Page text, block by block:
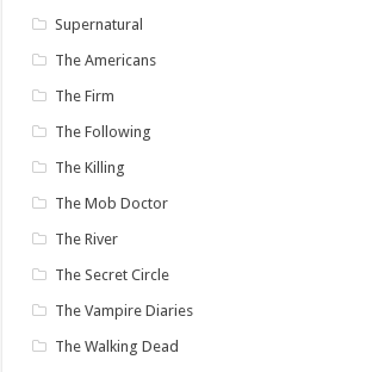
Supernatural
The Americans
The Firm
The Following
The Killing
The Mob Doctor
The River
The Secret Circle
The Vampire Diaries
The Walking Dead